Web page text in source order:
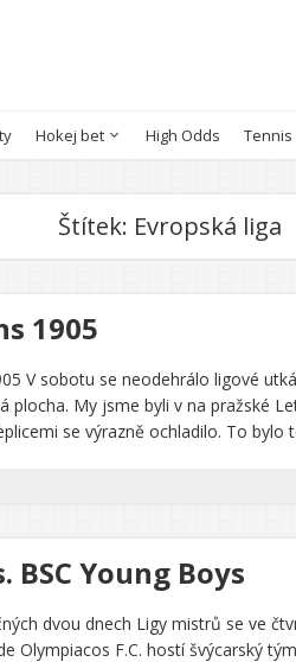
Hokej bet High Odds Tennis
Štítek: Evropská liga
1905
V sobotu se neodehrálo ligové
plocha. My jsme byli v na pražské
se výrazně ochladilo. To bylo
BSC Young Boys
dvou dnech Ligy mistrů se ve
Olympiacos F.C. hostí švýcarský